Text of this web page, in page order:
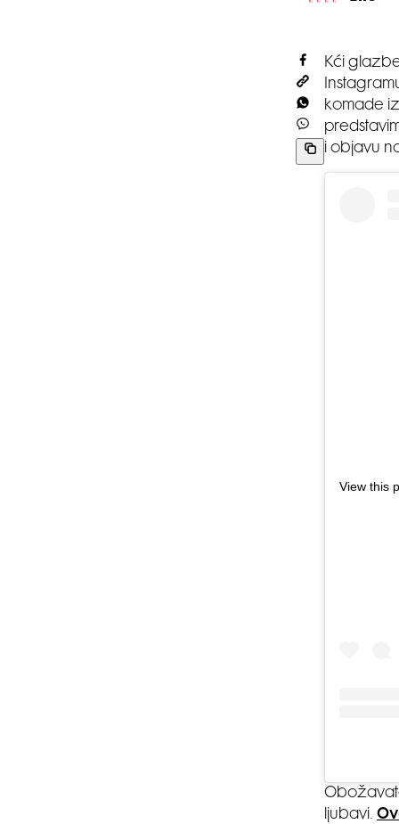
Kći
komade
i objavu
View this
ljubavi.